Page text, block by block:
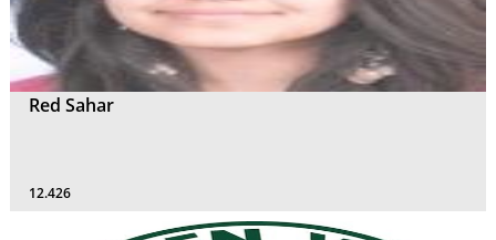
Red Sahar
12.426